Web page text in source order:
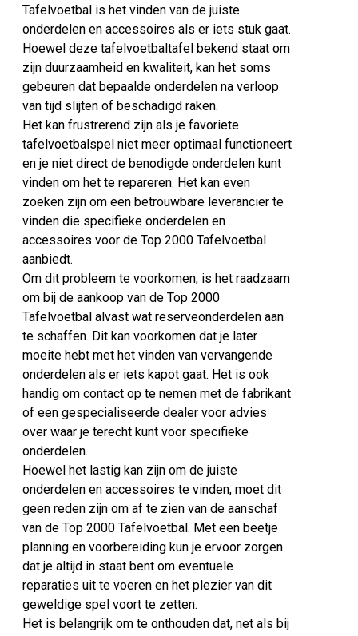
Tafelvoetbal is het vinden van de juiste
onderdelen en accessoires als er iets stuk gaat.
Hoewel deze tafelvoetbaltafel bekend staat om
zijn duurzaamheid en kwaliteit, kan het soms
gebeuren dat bepaalde onderdelen na verloop
van tijd slijten of beschadigd raken.
Het kan frustrerend zijn als je favoriete
tafelvoetbalspel niet meer optimaal functioneert
en je niet direct de benodigde onderdelen kunt
vinden om het te repareren. Het kan even
zoeken zijn om een betrouwbare leverancier te
vinden die specifieke onderdelen en
accessoires voor de Top 2000 Tafelvoetbal
aanbiedt.
Om dit probleem te voorkomen, is het raadzaam
om bij de aankoop van de Top 2000
Tafelvoetbal alvast wat reserveonderdelen aan
te schaffen. Dit kan voorkomen dat je later
moeite hebt met het vinden van vervangende
onderdelen als er iets kapot gaat. Het is ook
handig om contact op te nemen met de fabrikant
of een gespecialiseerde dealer voor advies
over waar je terecht kunt voor specifieke
onderdelen.
Hoewel het lastig kan zijn om de juiste
onderdelen en accessoires te vinden, moet dit
geen reden zijn om af te zien van de aanschaf
van de Top 2000 Tafelvoetbal. Met een beetje
planning en voorbereiding kun je ervoor zorgen
dat je altijd in staat bent om eventuele
reparaties uit te voeren en het plezier van dit
geweldige spel voort te zetten.
Het is belangrijk om te onthouden dat, net als bij